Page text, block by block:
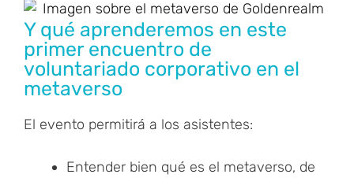
Y qué aprenderemos en este
primer encuentro de
voluntariado corporativo en el
metaverso
El evento permitirá a los asistentes:
Entender bien qué es el metaverso, de